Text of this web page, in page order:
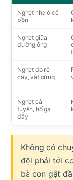
Nghẹt nhẹ ở cổ
bồn
Nghẹt giữa
đường ống
Nghẹt do rễ
cây, vật cứng
Nghẹt cả
tuyến, hố ga
đầy
Không có
đội phải tới
bà con gật